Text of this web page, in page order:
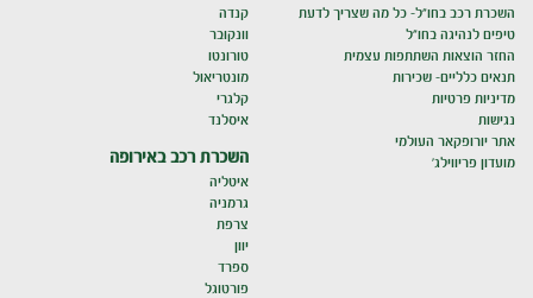
השכרת רכב בחו"ל- כל מה שצריך לדעת
טיפים לנהיגה בחו"ל
החזר הוצאות השתתפות עצמית
תנאים כלליים- שכירות
מדיניות פרטיות
נגישות
אתר יורופקאר העולמי
מועדון פריווילג'
קנדה
וונקובר
טורונטו
מונטריאול
קלגרי
איסלנד
השכרת רכב באירופה
איטליה
גרמניה
צרפת
יוון
ספרד
פורטוגל